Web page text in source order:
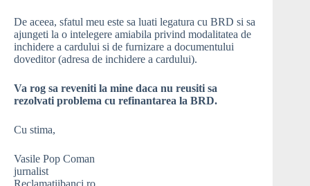
De aceea, sfatul meu este sa luati legatura cu BRD si sa
ajungeti la o intelegere amiabila privind modalitatea de
inchidere a cardului si de furnizare a documentului
doveditor (adresa de inchidere a cardului).
Va rog sa reveniti la mine daca nu reusiti sa
rezolvati problema cu refinantarea la BRD.
Cu stima,
Vasile Pop Coman
jurnalist